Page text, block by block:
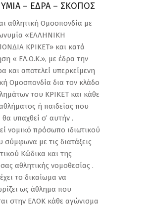
– ΕΔΡΑ – ΣΚΟΠΟΣ
αθλητική Ομοσπονδία με
«ΕΛΛΗΝΙΚΗ
ΚΡΙΚΕΤ» και κατά
« ΕΛ.Ο.Κ.», με έδρα την
και αποτελεί υπερκείμενη
Ομοσπονδία δια τον κλάδο
του ΚΡΙΚΕΤ και κάθε
ή παιδείας που
υπαχθεί σ’ αυτήν .
νομικό πρόσωπο ιδιωτικού
σύμφωνα με τις διατάξεις
Κώδικα και της
αθλητικής νομοθεσίας .
το δικαίωμα να
ως άθλημα που
στην ΕΛΟΚ κάθε αγώνισμα